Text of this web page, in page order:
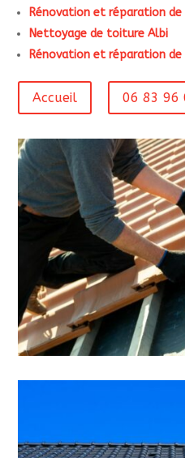
Rénovation et réparation
Nettoyage de toiture Albi
Rénovation et réparation
Accueil 06 83 96